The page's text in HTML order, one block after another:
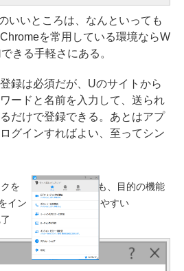
いいところは、なんといっても
を常用している環境ならW
きる手軽さにある。
録は必須だが、Uのサイトから
ードと名前を入力して、送られ
だけで登録できる。あとはアプ
グインすればよい、至ってシン
を
イン
Uアプリの画面も、目的の機能
がとてもわかりやすい